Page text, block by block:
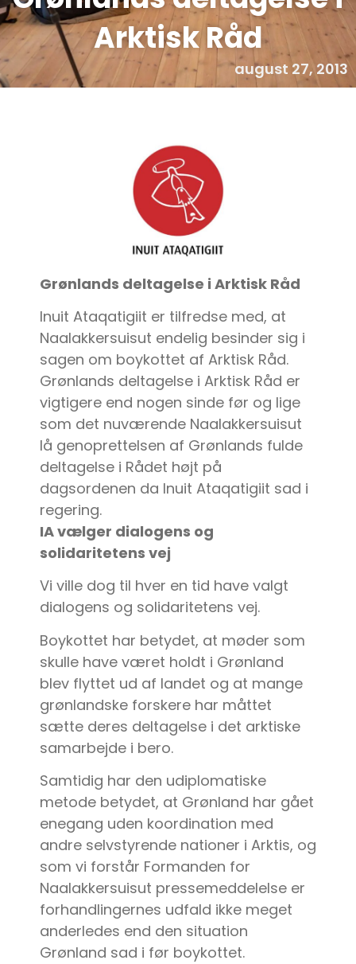
Arktisk Råd
august 27, 2013
Grønlands deltagelse i Arktisk Råd
Inuit Ataqatigiit er tilfredse med, at
Naalakkersuisut endelig besinder sig i
sagen om boykottet af Arktisk Råd.
Grønlands deltagelse i Arktisk Råd er
vigtigere end nogen sinde før og lige
som det nuværende Naalakkersuisut
lå genoprettelsen af Grønlands fulde
deltagelse i Rådet højt på
dagsordenen da Inuit Ataqatigiit sad i
regering.
IA vælger dialogens og
solidaritetens vej
Vi ville dog til hver en tid have valgt
dialogens og solidaritetens vej.
Boykottet har betydet, at møder som
skulle have været holdt i Grønland
blev flyttet ud af landet og at mange
grønlandske forskere har måttet
sætte deres deltagelse i det arktiske
samarbejde i bero.
Samtidig har den udiplomatiske
metode betydet, at Grønland har gået
enegang uden koordination med
andre selvstyrende nationer i Arktis, og
som vi forstår Formanden for
Naalakkersuisut pressemeddelelse er
forhandlingernes udfald ikke meget
anderledes end den situation
Grønland sad i før boykottet.